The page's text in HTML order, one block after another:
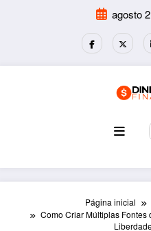
agosto
Página inicial
Como Criar Múltiplas Fontes